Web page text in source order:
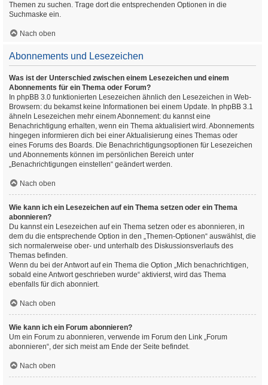
Themen zu suchen. Trage dort die entsprechenden Optionen in die
Suchmaske ein.
Nach oben
Abonnements und Lesezeichen
Was ist der Unterschied zwischen einem Lesezeichen und einem
Abonnements für ein Thema oder Forum?
In phpBB 3.0 funktionierten Lesezeichen ähnlich den Lesezeichen in Web-
Browsern: du bekamst keine Informationen bei einem Update. In phpBB 3.1
ähneln Lesezeichen mehr einem Abonnement: du kannst eine
Benachrichtigung erhalten, wenn ein Thema aktualisiert wird. Abonnements
hingegen informieren dich bei einer Aktualisierung eines Themas oder
eines Forums des Boards. Die Benachrichtigungsoptionen für Lesezeichen
und Abonnements können im persönlichen Bereich unter
„Benachrichtigungen einstellen“ geändert werden.
Nach oben
Wie kann ich ein Lesezeichen auf ein Thema setzen oder ein Thema
abonnieren?
Du kannst ein Lesezeichen auf ein Thema setzen oder es abonnieren, in
dem du die entsprechende Option in den „Themen-Optionen“ auswählst, die
sich normalerweise ober- und unterhalb des Diskussionsverlaufs des
Themas befinden.
Wenn du bei der Antwort auf ein Thema die Option „Mich benachrichtigen,
sobald eine Antwort geschrieben wurde“ aktivierst, wird das Thema
ebenfalls für dich abonniert.
Nach oben
Wie kann ich ein Forum abonnieren?
Um ein Forum zu abonnieren, verwende im Forum den Link „Forum
abonnieren“, der sich meist am Ende der Seite befindet.
Nach oben